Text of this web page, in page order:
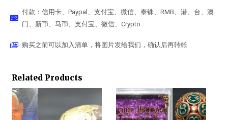
付款：信用卡、Paypal、支付宝、微信、泰铢、RMB、港、台、澳
门、新币、马币、支付宝、微信、Crypto
购买之前可以加入清单，将图片发给我们，确认后再转帐
Related Products